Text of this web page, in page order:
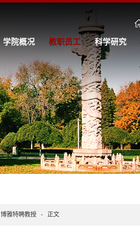
学院概况 教职员工 科学研究
博雅特聘教授 - 正文